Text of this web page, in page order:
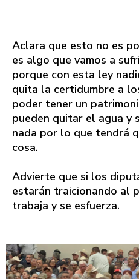
Aclara que esto no es
es algo que vamos a
porque con esta ley
quita la certidumbre a
poder tener un
pueden quitar el agua y
nada por lo que tendrá
cosa.
Advierte que si los
estarán traicionando al
trabaja y se esfuerza.